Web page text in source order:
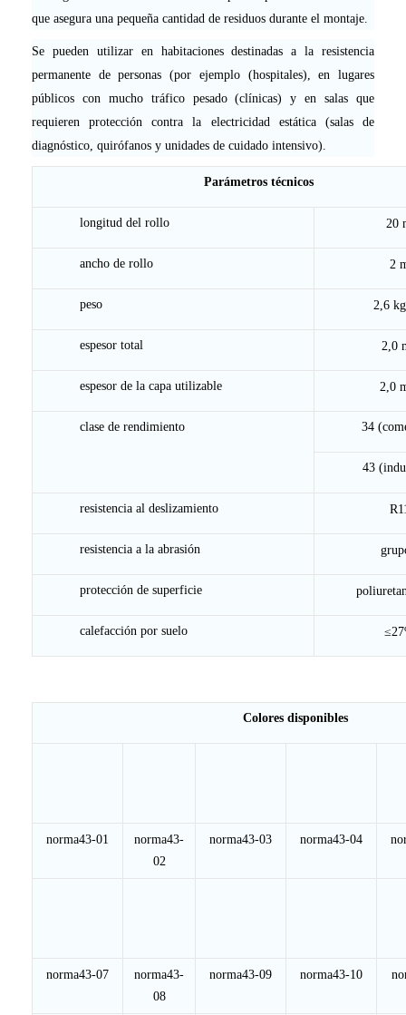
que asegura una pequeña cantidad de residuos durante el montaje.
Se pueden utilizar en habitaciones destinadas a la resistencia
permanente de personas (por ejemplo (hospitales), en lugares
públicos con mucho tráfico pesado (clínicas) y en salas que
requieren protección contra la electricidad estática (salas de
diagnóstico, quirófanos y unidades de cuidado intensivo).
Parámetros técnicos
longitud del rollo 20
ancho de rollo 2
peso 2,6
espesor total 2,0
espesor de la capa utilizable 2,0
clase de rendimiento 34
43
resistencia al deslizamiento
resistencia a la abrasión
protección de superficie
calefacción por suelo ≤27
Colores disponibles
norma43-01
norma43-
02
norma43-03 norma43-04
norma43-07
norma43-
08
norma43-09 norma43-10